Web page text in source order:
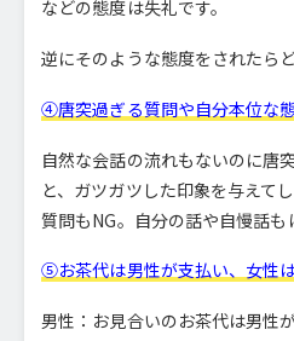
などの態度は失礼です。
逆にそのような態度をされたら
④唐突過ぎる質問や自分本位な
自然な会話の流れもないのに唐
と、ガツガツした印象を与えて
質問もNG。自分の話や自慢話も
⑤お茶代は男性が支払い、女性
男性：お見合いのお茶代は男性